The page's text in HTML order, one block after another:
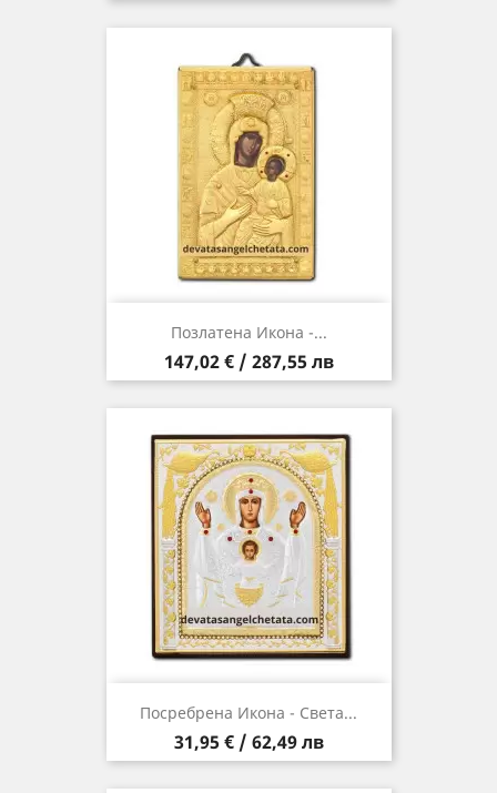
Позлатена Икона -...
Цена
147,02 € / 287,55 лв
Посребрена Икона - Света...
Цена
31,95 € / 62,49 лв